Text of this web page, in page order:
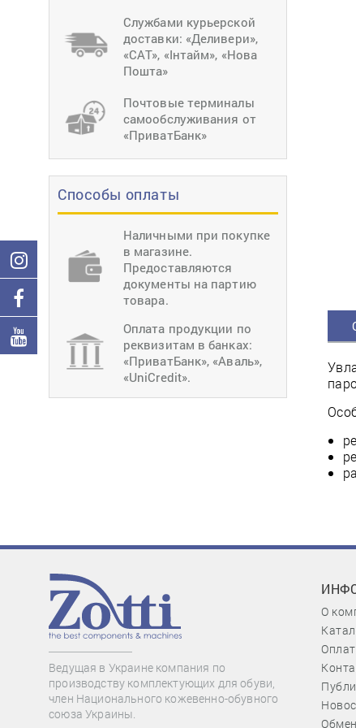
оборудование
Загибка деталей
Службами курьерской
доставки: «Деливери»,
«САТ», «Інтайм», «Нова
Пошта»
Почтовые терминалы
самообслуживания от
«ПриватБанк»
Способы оплаты
Наличными при покупке
в магазине.
Предоставляются
документы на партию
товара.
Оплата продукции по
реквизитам в банках:
«ПриватБанк», «Аваль»,
«UniCredit».
Ведущая в Украине компания по
производству комплектующих для обуви,
член Национального кожевенно-обувного
союза Украины.
О